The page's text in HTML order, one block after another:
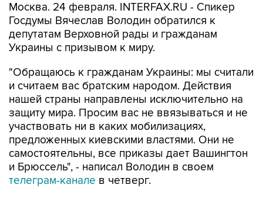
Москва. 24 февраля. INTERFAX.RU - Спикер
Госдумы Вячеслав Володин обратился к
депутатам Верховной рады и гражданам
Украины с призывом к миру.
"Обращаюсь к гражданам Украины: мы считали
и считаем вас братским народом. Действия
нашей страны направлены исключительно на
защиту мира. Просим вас не ввязываться и не
участвовать ни в каких мобилизациях,
предложенных киевскими властями. Они не
самостоятельны, все приказы дает Вашингтон
и Брюссель", - написал Володин в своем
телеграм-канале в четверг.